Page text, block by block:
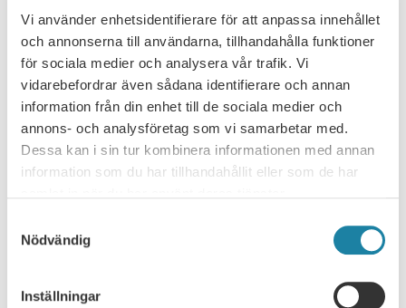
Vi använder enhetsidentifierare för att anpassa innehållet
och annonserna till användarna, tillhandahålla funktioner
för sociala medier och analysera vår trafik. Vi
vidarebefordrar även sådana identifierare och annan
information från din enhet till de sociala medier och
annons- och analysföretag som vi samarbetar med.
Dessa kan i sin tur kombinera informationen med annan
information som du har tillhandahållit eller som de har
Nödvändig
Inställningar
NYHETSARKIV
Ledare i Universitetsläraren
Pressmeddelande